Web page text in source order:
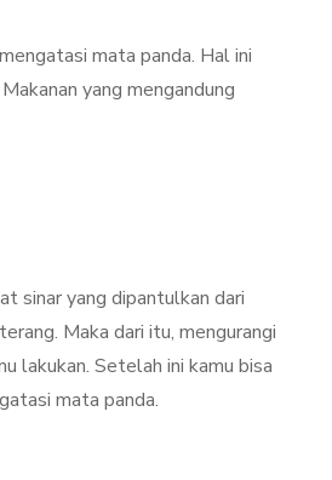
mata panda. Hal ini
yang mengandung
sinar yang dipantulkan dari
Maka dari itu, mengurangi
lakukan. Setelah ini kamu bisa
mata panda.